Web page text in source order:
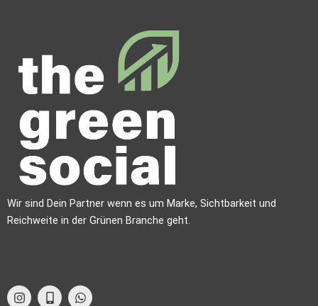
Wir sind Dein Partner wenn es um Marke, Sichtbarkeit und
Reichweite in der Grünen Branche geht.
I
n
M
o
W
h